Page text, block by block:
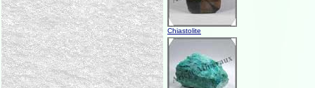
Chiastolite